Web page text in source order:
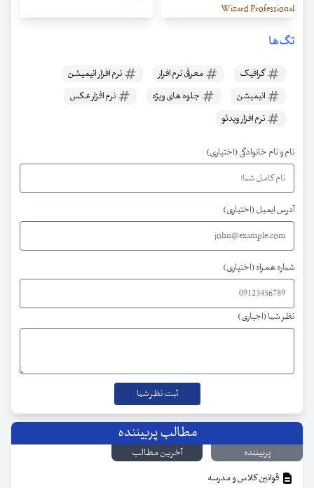
Wizard Professional
تگ‌ها
گرافیک معرفی نرم افزار
نرم افزار انیمیشن
انیمیشن
جلوه های ویژه
نرم افزار عکس
نرم افزار ویدئو
نام و نام خانوادگی (اختیاری)
آدرس ایمیل (اختیاری)
شماره همراه (اختیاری)
نظر شما (اجباری)
مطالب پربیننده
پربیننده
آخرین مطالب
قوانین کلاس و مدرسه